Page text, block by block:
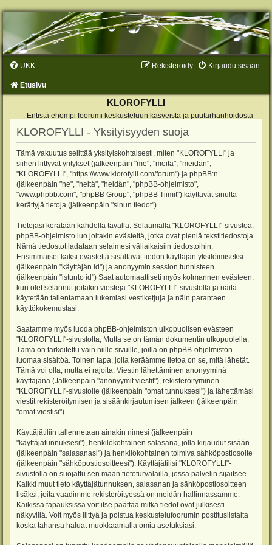
UKK Kirjaudu sisään
Rekisteröidy
Etusivu
KLOROFYLLI
Entistä ehompi foorumi keskusteluun kasveista ja puutarhanhoidosta
KLOROFYLLI - Yksityisyyden suoja
Tämä vakuutus selittää yksityiskohtaisesti, miten "KLOROFYLLI" ja
siihen liittyvät yritykset (jälkeenpäin "me", "meitä", "meidän",
"KLOROFYLLI", "https://www.klorofylli.com/forum") ja phpBB:n
(jälkeenpäin "he", "heitä", "heidän", "phpBB-ohjelmisto",
"www.phpbb.com", "phpBB Group", "phpBB Tiimit") käyttävät sinulta
kerättyjä tietoja (jälkeenpäin "sinun tiedot").
Tietojasi kerätään kahdella tavalla: Selaamalla "KLOROFYLLI"-sivustoa.
phpBB-ohjelmisto luo joitakin evästeitä, jotka ovat pieniä tekstitiedostoja.
Nämä tiedostot ladataan selaimesi väliaikaisiin tiedostoihin.
Ensimmäiset kaksi evästettä sisältävät tiedon käyttäjän yksilöimiseksi
(jälkeenpäin "käyttäjän id") ja anonyymin session tunnisteen.
(jälkeenpäin "istunto id") Saat automaattiseti myös kolmannen evästeen,
kun olet selannut joitakin viestejä "KLOROFYLLI"-sivustolla ja näitä
käytetään tallentamaan lukemiasi vestiketjuja ja näin parantaen
käyttökokemustasi.
Saatamme myös luoda phpBB-ohjelmiston ulkopuolisen evästeen
"KLOROFYLLI"-sivustolta, Mutta se on tämän dokumentin ulkopuolella.
Tämä on tarkoitettu vain niille sivuille, joilla on phpBB-ohjelmiston
luomaa sisältöä. Toinen tapa, jolla keräämme tietoa on se, mitä lähetät.
Tämä voi olla, mutta ei rajoita: Viestin lähettäminen anonyyminä
käyttäjänä (Jälkeenpäin "anonyymit viestit"), rekisteröityminen
"KLOROFYLLI"-sivustolle (jälkeenpäin "omat tunnuksesi") ja lähettämäsi
viestit rekisteröitymisen ja sisäänkirjautumisen jälkeen (jälkeenpäin
"omat viestisi").
Käyttäjätiliin tallennetaan ainakin nimesi (jälkeenpäin
"käyttäjätunnuksesi"), henkilökohtainen salasana, jolla kirjaudut sisään
(jälkeenpäin "salasanasi") ja henkilökohtainen toimiva sähköpostiosoite
(jälkeenpäin "sähköpostiosoitteesi"). Käyttäjätilisi "KLOROFYLLI"-
sivustolla on suojattu sen maan tietoturvalailla, jossa palvelin sijaitsee.
Kaikki muut tieto käyttäjätunnuksen, salasanan ja sähköpostiosoitteen
lisäksi, joita vaadimme rekisteröityessä on meidän hallinnassamme.
Kaikissa tapauksissa voit itse päättää mitkä tiedot ovat julkisesti
näkyvillä. Voit myös liittyä ja poistua keskustelufoorumin postituslistalta
koska tahansa haluat muokkaamalla omia asetuksiasi.